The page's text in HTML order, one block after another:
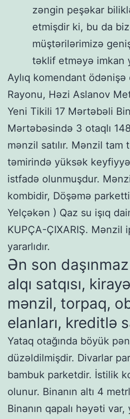
zəngin peşəkar
etmişdir ki, bu da
müştərilərimizə
təklif etməyə imkan
Aylıq komendant ödənişə
Rayonu, Həzi Aslanov
Yeni Tikili 17 Mərtəbəli
Mərtəbəsində 3 otaqlı
mənzil satılır. Mənzil
təmirində yüksək
istfadə olunmuşdur.
kombidir, Döşəmə
Yelçəkən ) Qaz su işıq
KUPÇA-ÇIXARIŞ. Mənzil
yararlıdır.
Ən son
alqı satqısı,
mənzil, torpaq,
elanları, kreditlə
Yataq otağında böyük
düzəldilmişdir. Divarlar
bambuk parketdir. İstilik
olunur. Binanın altı 4
Binanın qapalı həyəti var,